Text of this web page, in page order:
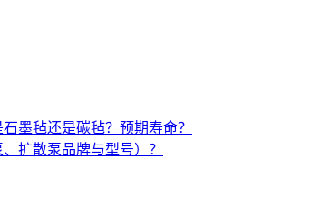
墨毡还是碳毡？预期寿命？
扩散泵品牌与型号）？